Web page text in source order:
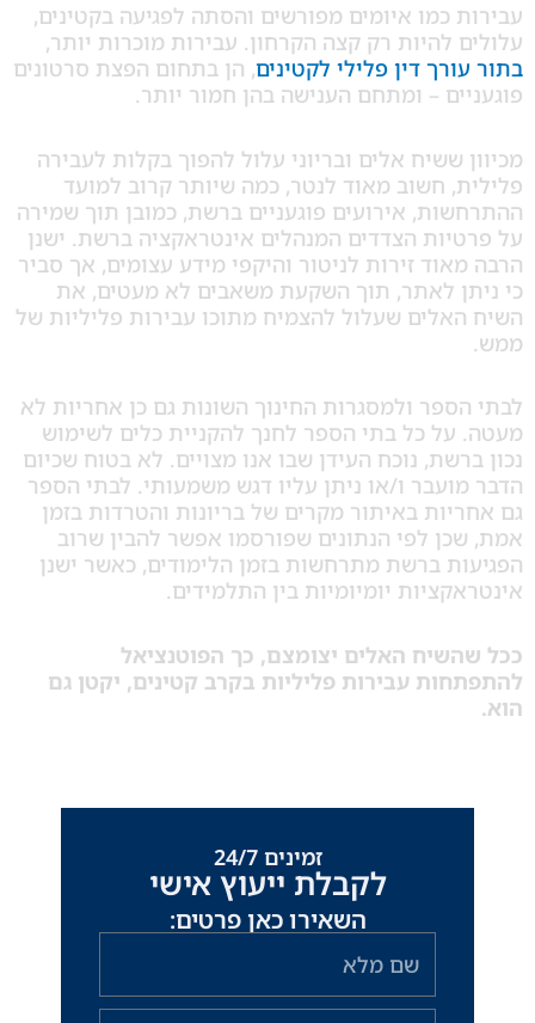
כמו איומים מפורשים והסתה לפגיעה בקטינים,
להיות רק קצה הקרחון. עבירות מוכרות יותר,
דין פלילי לקטינים , הן בתחום הפצת סרטונים
– ומתחם הענישה בהן חמור יותר.
ששיח אלים ובריוני עלול להפוך בקלות לעבירה
חשוב מאוד לנטר, כמה שיותר קרוב למועד
אירועים פוגעניים ברשת, כמובן תוך שמירה
הצדדים המנהלים אינטראקציה ברשת. ישנן
זירות לניטור והיקפי מידע עצומים, אך סביר
לאתר, תוך השקעת משאבים לא מעטים, את
שעלול להצמיח מתוכו עבירות פליליות של
ולמסגרות החינוך השונות גם כן אחריות לא
כל בתי הספר לחנך להקניית כלים לשימוש
נוכח העידן שבו אנו מצויים. לא בטוח שכיום
ו/או ניתן עליו דגש משמעותי. לבתי הספר
באיתור מקרים של בריונות והטרדות בזמן
לפי הנתונים שפורסמו אפשר להבין שרוב
ברשת מתרחשות בזמן הלימודים, כאשר ישנן
יומיומיות בין התלמידים.
האלים יצומצם, כך הפוטנציאל
עבירות פליליות בקרב קטינים, יקטן גם
לקבלת ייעוץ אישי
השאירו כאן פרטים: